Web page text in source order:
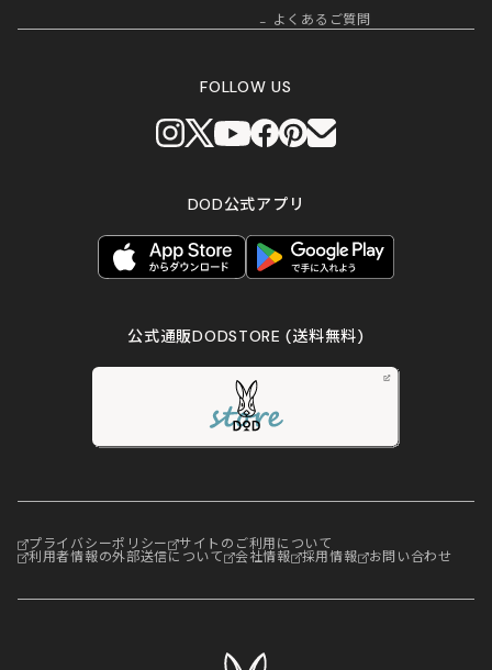
よくあるご質問
FOLLOW US
DOD公式アプリ
公式通販DODSTORE(送料無料)
プライバシーポリシー サイトのご利用について
利用者情報の外部送信について 会社情報 採用情報 お問い合わせ